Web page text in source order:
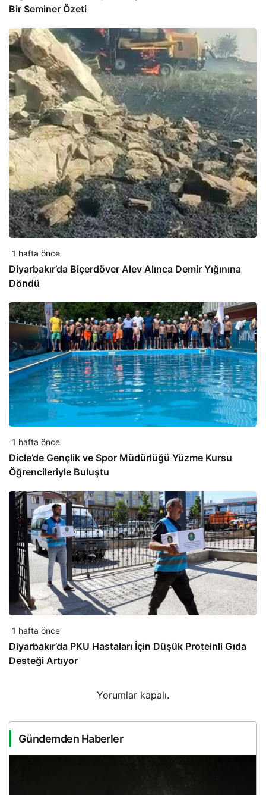
Bir Seminer Özeti
1 hafta önce
Diyarbakır’da Biçerdöver Alev Alınca Demir Yığınına
Döndü
1 hafta önce
Dicle’de Gençlik ve Spor Müdürlüğü Yüzme Kursu
Öğrencileriyle Buluştu
1 hafta önce
Diyarbakır’da PKU Hastaları İçin Düşük Proteinli Gıda
Desteği Artıyor
Yorumlar kapalı.
Gündemden Haberler